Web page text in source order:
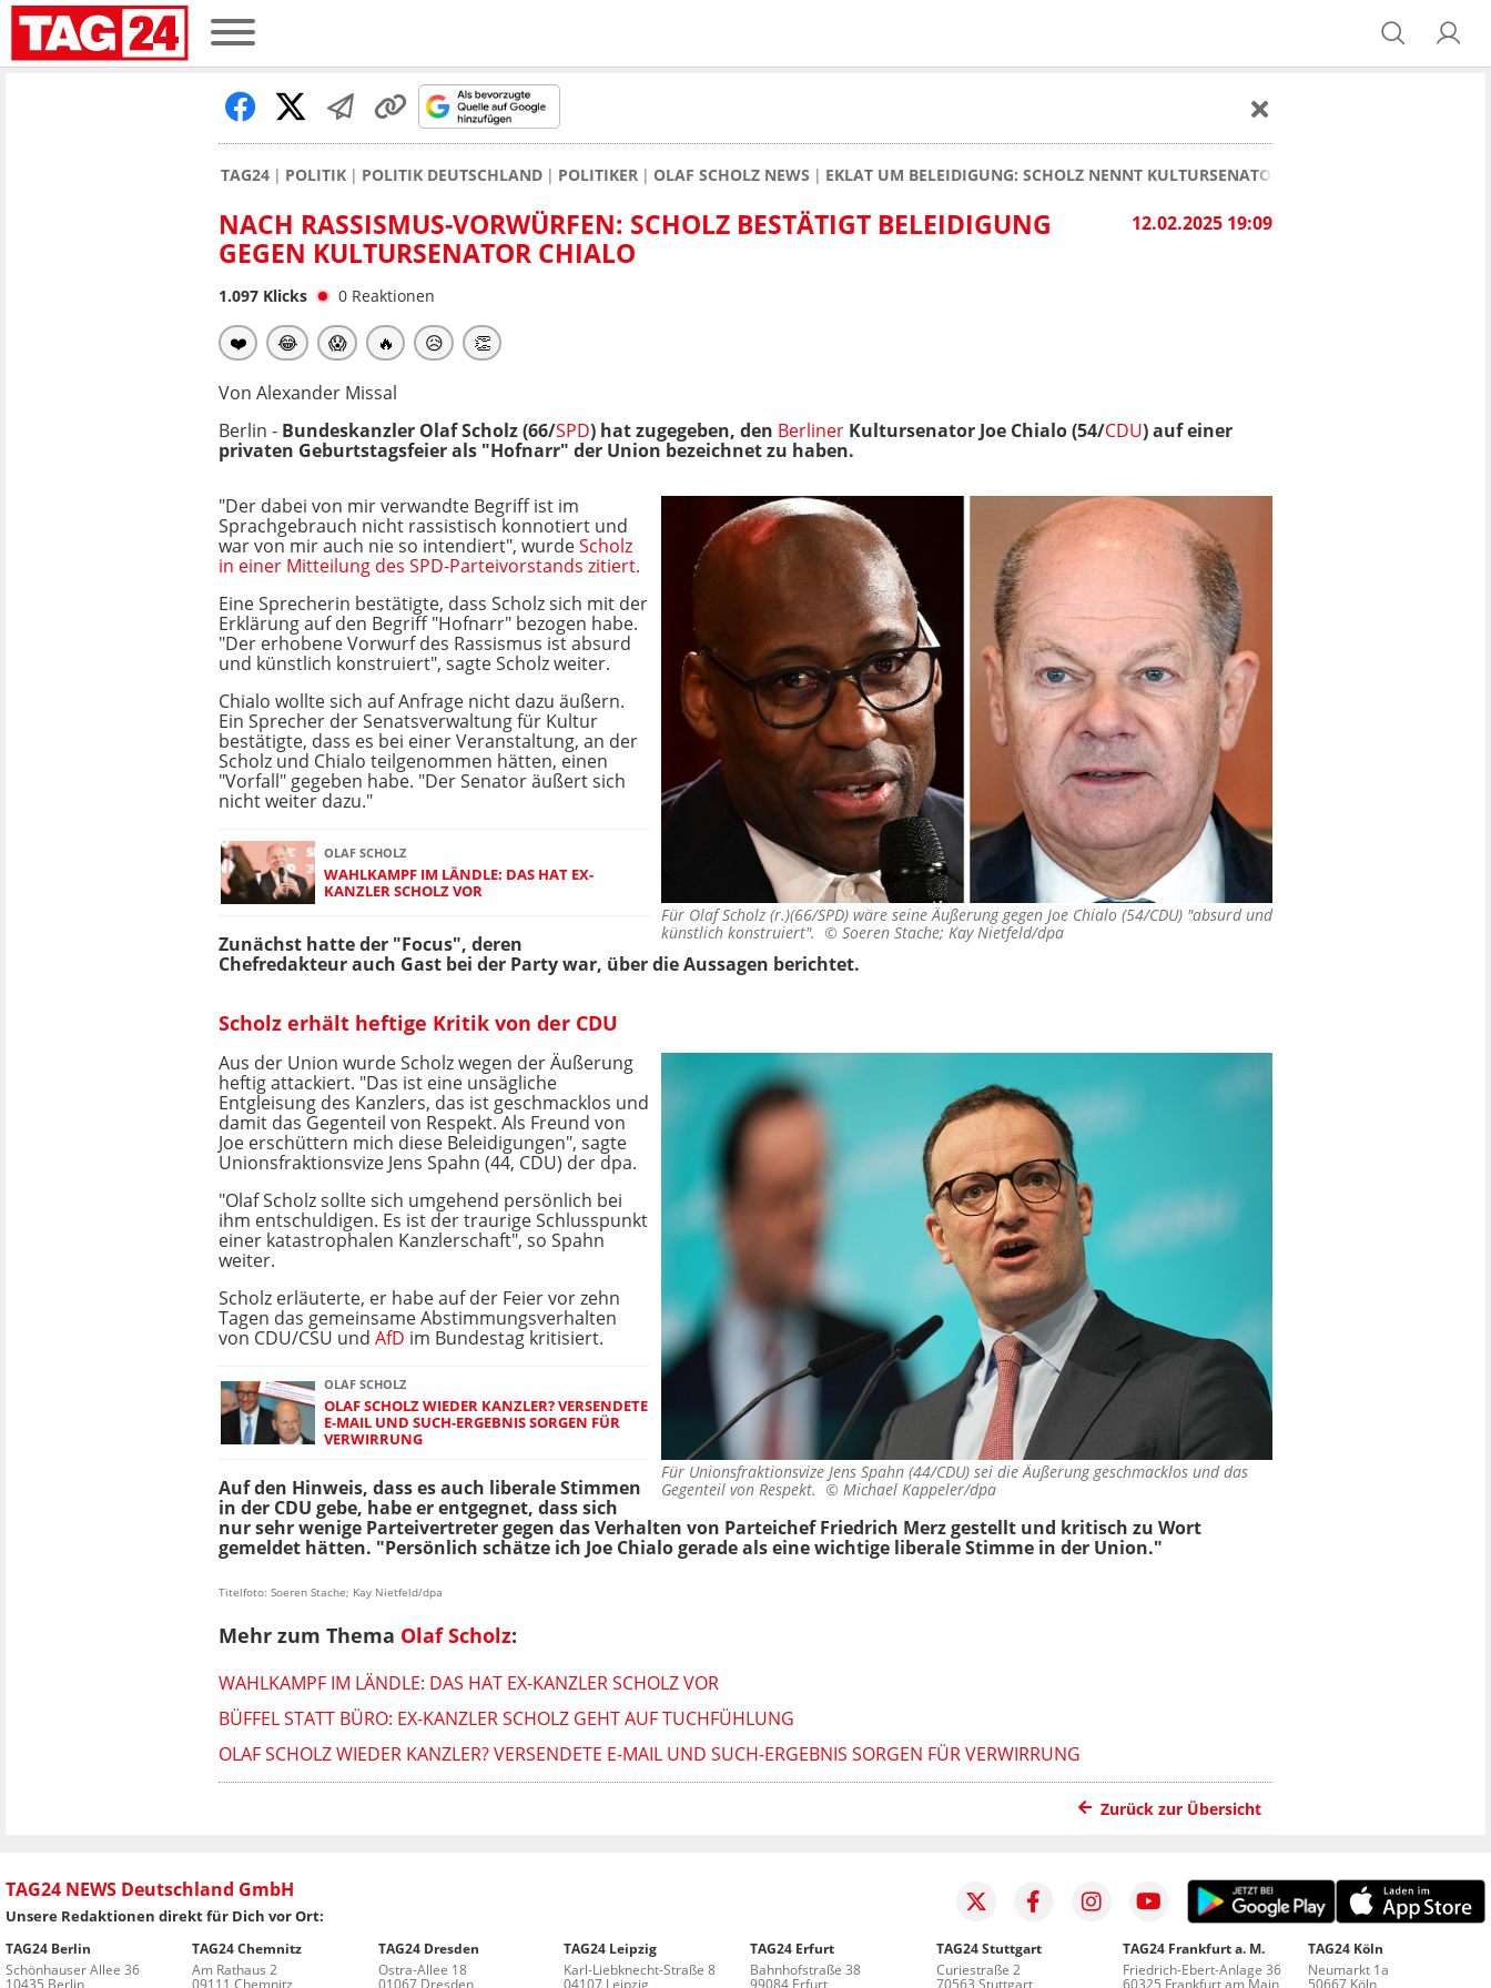
TAG24 POLITIK POLITIK DEUTSCHLAND POLITIKER OLAF SCHOLZ NEWS EKLAT UM BELEIDIGUNG: SCHOLZ NENNT KULTURSENATOR CHIALO "HOFNARR"
12.02.2025 19:09
NACH RASSISMUS-VORWÜRFEN: SCHOLZ BESTÄTIGT BELEIDIGUNG
GEGEN KULTURSENATOR CHIALO
1.097 Klicks 0 Reaktionen
❤️ 😂 😱 🔥 😥 👏
Von Alexander Missal
Berlin - Bundeskanzler Olaf Scholz (66/SPD) hat zugegeben, den Berliner Kultursenator Joe Chialo (54/CDU) auf einer
privaten Geburtstagsfeier als "Hofnarr" der Union bezeichnet zu haben.
Für Olaf Scholz (r.)(66/SPD) wäre seine Äußerung gegen Joe Chialo (54/CDU) "absurd und
künstlich konstruiert". © Soeren Stache; Kay Nietfeld/dpa
"Der dabei von mir verwandte Begriff ist im
Sprachgebrauch nicht rassistisch konnotiert und
war von mir auch nie so intendiert", wurdeScholz
in einer Mitteilung des SPD-Parteivorstands zitiert.
Eine Sprecherin bestätigte, dass Scholz sich mit der
Erklärung auf den Begriff "Hofnarr" bezogen habe.
"Der erhobene Vorwurf des Rassismus ist absurd
und künstlich konstruiert", sagte Scholz weiter.
Chialo wollte sich auf Anfrage nicht dazu äußern.
Ein Sprecher der Senatsverwaltung für Kultur
bestätigte, dass es bei einer Veranstaltung, an der
Scholz und Chialo teilgenommen hätten, einen
"Vorfall" gegeben habe. "Der Senator äußert sich
nicht weiter dazu."
OLAF SCHOLZ
WAHLKAMPF IM LÄNDLE: DAS HAT EX-
KANZLER SCHOLZ VOR
Zunächst hatte der "Focus", deren
Chefredakteur auch Gast bei der Party war, über die Aussagen berichtet.
Scholz erhält heftige Kritik von der CDU
Für Unionsfraktionsvize Jens Spahn (44/CDU) sei die Äußerung geschmacklos und das
Gegenteil von Respekt. © Michael Kappeler/dpa
Aus der Union wurde Scholz wegen der Äußerung
heftig attackiert. "Das ist eine unsägliche
Entgleisung des Kanzlers, das ist geschmacklos und
damit das Gegenteil von Respekt. Als Freund von
Joe erschüttern mich diese Beleidigungen", sagte
Unionsfraktionsvize Jens Spahn (44, CDU) der dpa.
"Olaf Scholz sollte sich umgehend persönlich bei
ihm entschuldigen. Es ist der traurige Schlusspunkt
einer katastrophalen Kanzlerschaft", so Spahn
weiter.
Scholz erläuterte, er habe auf der Feier vor zehn
Tagen das gemeinsame Abstimmungsverhalten
von CDU/CSU und AfD im Bundestag kritisiert.
OLAF SCHOLZ
OLAF SCHOLZ WIEDER KANZLER? VERSENDETE
E-MAIL UND SUCH-ERGEBNIS SORGEN FÜR
VERWIRRUNG
Auf den Hinweis, dass es auch liberale Stimmen
in der CDU gebe, habe er entgegnet, dass sich
nur sehr wenige Parteivertreter gegen das Verhalten von Parteichef Friedrich Merz gestellt und kritisch zu Wort
gemeldet hätten. "Persönlich schätze ich Joe Chialo gerade als eine wichtige liberale Stimme in der Union."
Titelfoto: Soeren Stache; Kay Nietfeld/dpa
Mehr zum Thema Olaf Scholz:
WAHLKAMPF IM LÄNDLE: DAS HAT EX-KANZLER SCHOLZ VOR
BÜFFEL STATT BÜRO: EX-KANZLER SCHOLZ GEHT AUF TUCHFÜHLUNG
OLAF SCHOLZ WIEDER KANZLER? VERSENDETE E-MAIL UND SUCH-ERGEBNIS SORGEN FÜR VERWIRRUNG
Zurück zur Übersicht
TAG24 NEWS Deutschland GmbH
Unsere Redaktionen direkt für Dich vor Ort:
TAG24 Berlin
Schönhauser Allee 36
10435 Berlin
TAG24 Chemnitz
Am Rathaus 2
09111 Chemnitz
TAG24 Dresden
Ostra-Allee 18
01067 Dresden
TAG24 Leipzig
Karl-Liebknecht-Straße 8
04107 Leipzig
TAG24 Erfurt
Bahnhofstraße 38
99084 Erfurt
TAG24 Stuttgart
Curiestraße 2
70563 Stuttgart
TAG24 Frankfurt a. M.
Friedrich-Ebert-Anlage 36
60325 Frankfurt am Main
TAG24 Köln
Neumarkt 1a
50667 Köln